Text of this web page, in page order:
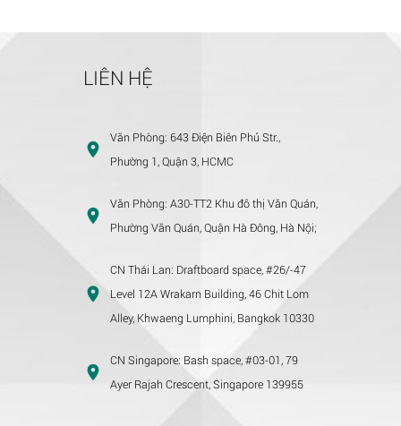
LIÊN HỆ
Văn Phòng: 643 Điện Biên Phủ Str.,
Phường 1, Quận 3, HCMC
Văn Phòng: A30-TT2 Khu đô thị Văn Quán,
Phường Văn Quán, Quận Hà Đông, Hà Nội;
CN Thái Lan: Draftboard space, #26/-47
Level 12A Wrakarn Building, 46 Chit Lom
Alley, Khwaeng Lumphini, Bangkok 10330
CN Singapore: Bash space, #03-01, 79
Ayer Rajah Crescent, Singapore 139955